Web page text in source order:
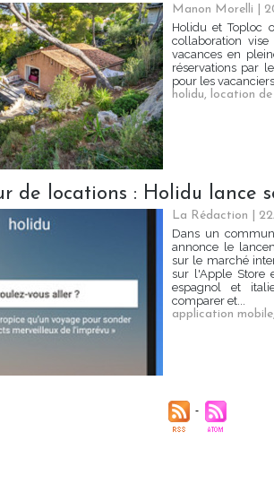
Manon Morelli |
Holidu et Toploc
collaboration
vacances en
réservations par
pour les
holidu, location de
de locations : Holidu lance
La Rédaction |
Dans un
annonce le
sur le marché
sur l'Apple Store
espagnol et
comparer et...
application mobile,